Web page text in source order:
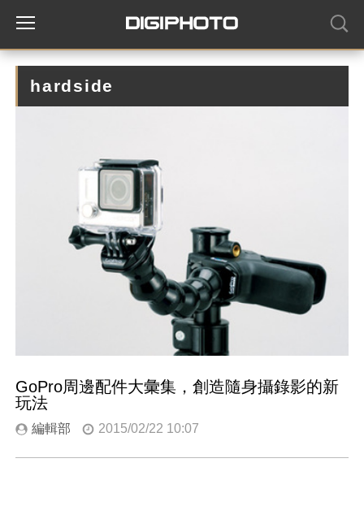
hardside
GoPro周邊配件大彙集，創造隨身攝錄影的新
玩法
編輯部 2015/02/22 10:07